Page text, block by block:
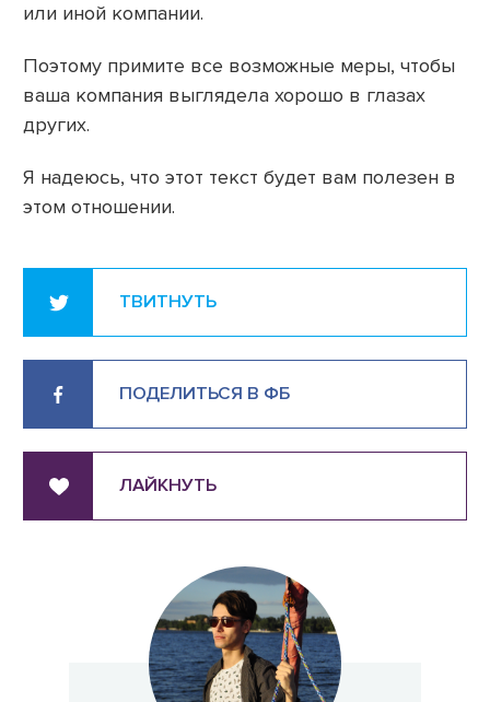
или иной компании.
Поэтому примите все возможные меры, чтобы
ваша компания выглядела хорошо в глазах
других.
Я надеюсь, что этот текст будет вам полезен в
этом отношении.
ТВИТНУТЬ
ПОДЕЛИТЬСЯ В ФБ
ЛАЙКНУТЬ